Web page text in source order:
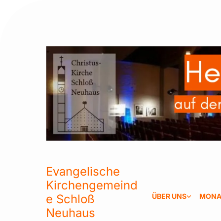
Evangelische
Kirchengemeind
e Schloß
Neuhaus
ÜBER UNS